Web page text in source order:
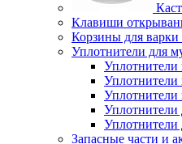
Клавиши
Корзины для варки
Уплотнители для
Уплотнители
Уплотнители
Уплотнители
Уплотнители
Запасные части и